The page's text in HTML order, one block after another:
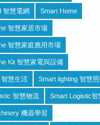
智慧電網 Smart Home
智慧家居市場
智慧家庭應用市場
Kit 智慧家電與設備
慧生活 Smart lighting 智慧照
智慧物流 Smart Logistic智
機器學習